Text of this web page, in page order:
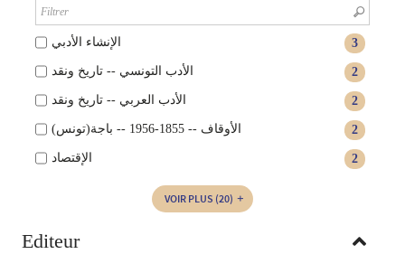
3 الإنشاء الأدبي
2 الأدب التونسي -- تاريخ ونقد
2 الأدب العربي -- تاريخ ونقد
2 الأوقاف -- 1855-1956 -- باجة(تونس)
2 الإقتصاد
VOIR PLUS (20)
Editeur